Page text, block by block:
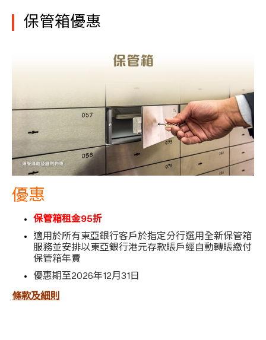
保管箱優惠
優惠
保管箱租金95折
適用於所有東亞銀行客戶於指定分行選用全新保管箱
服務並安排以東亞銀行港元存款賬戶經自動轉賬繳付
保管箱年費
優惠期至2026年12月31日
條款及細則